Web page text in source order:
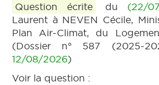
Question écrite du (22/
Laurent à NEVEN Cécile,
Plan Air-Climat, du
(Dossier n° 587 (2025-
12/08/2026)
Voir la question :